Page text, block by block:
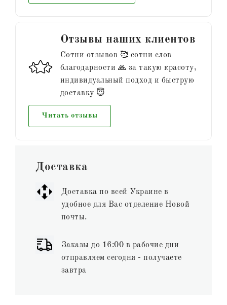
Отзывы наших клиентов
Сотни отзывов 🥰 сотни слов
благодарности 🙏 за такую красоту,
индивидуальный подход и быструю
доставку 😇
Читать отзывы
Доставка
Доставка по всей Украине в
удобное для Вас отделение Новой
почты.
Заказы до 16:00 в рабочие дни
отправляем сегодня - получаете
завтра